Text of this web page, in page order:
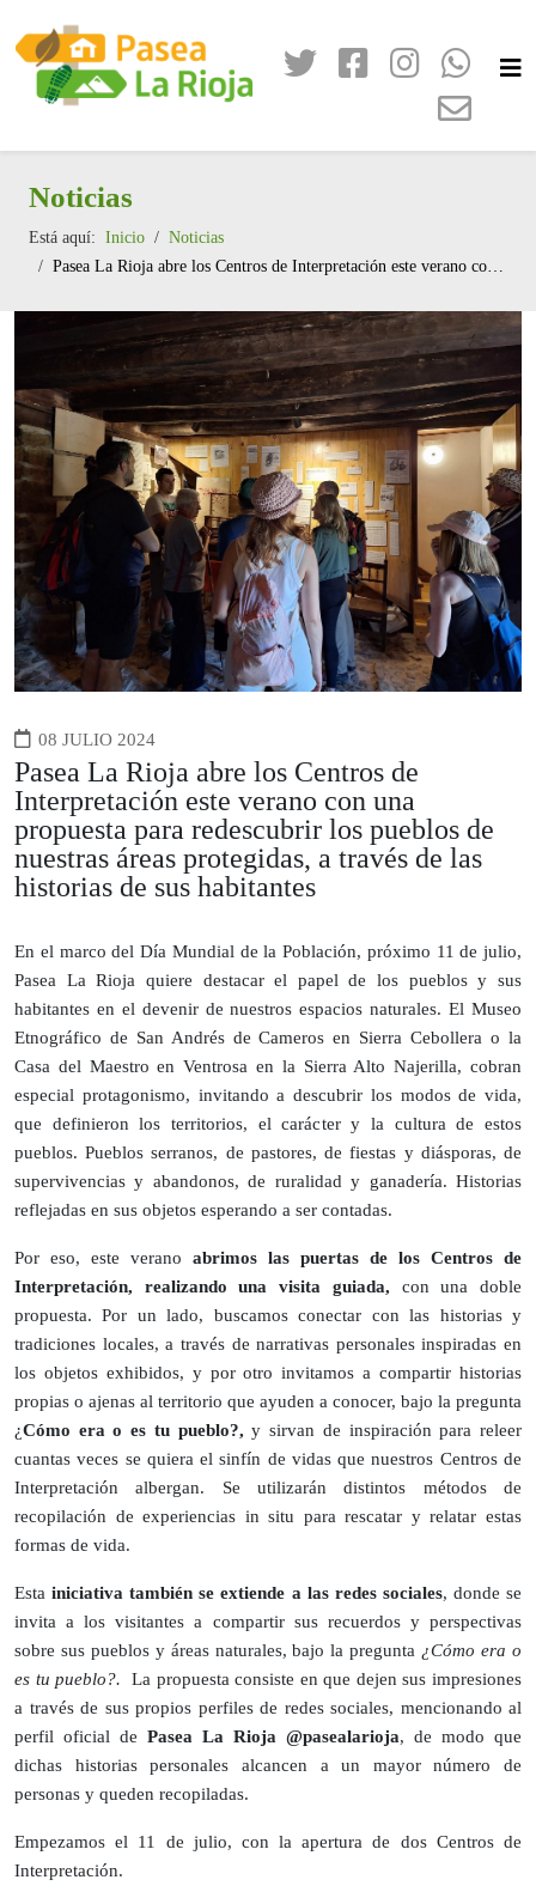
Noticias
Está aquí: Inicio
Noticias
Pasea La Rioja abre los Centros de Interpretación este verano con una propuesta para redescubrir los pueblos de nuestras áreas protegidas, a través de las historias de sus habitantes
08 JULIO 2024
Pasea La Rioja abre los Centros de
Interpretación este verano con una
propuesta para redescubrir los pueblos de
nuestras áreas protegidas, a través de las
historias de sus habitantes
En el marco del Día Mundial de la Población, próximo 11 de julio,
Pasea La Rioja quiere destacar el papel de los pueblos y sus
habitantes en el devenir de nuestros espacios naturales. El Museo
Etnográfico de San Andrés de Cameros en Sierra Cebollera o la
Casa del Maestro en Ventrosa en la Sierra Alto Najerilla, cobran
especial protagonismo, invitando a descubrir los modos de vida,
que definieron los territorios, el carácter y la cultura de estos
pueblos. Pueblos serranos, de pastores, de fiestas y diásporas, de
supervivencias y abandonos, de ruralidad y ganadería. Historias
reflejadas en sus objetos esperando a ser contadas.
Por eso, este verano abrimos las puertas de los Centros de
Interpretación, realizando una visita guiada, con una doble
propuesta. Por un lado, buscamos conectar con las historias y
tradiciones locales, a través de narrativas personales inspiradas en
los objetos exhibidos, y por otro invitamos a compartir historias
propias o ajenas al territorio que ayuden a conocer, bajo la pregunta
¿Cómo era o es tu pueblo?, y sirvan de inspiración para releer
cuantas veces se quiera el sinfín de vidas que nuestros Centros de
Interpretación albergan. Se utilizarán distintos métodos de
recopilación de experiencias in situ para rescatar y relatar estas
formas de vida.
Estainiciativa también se extiende a las redes sociales, donde se
invita a los visitantes a compartir sus recuerdos y perspectivas
sobre sus pueblos y áreas naturales, bajo la pregunta ¿Cómo era o
es tu pueblo?. La propuesta consiste en que dejen sus impresiones
a través de sus propios perfiles de redes sociales, mencionando al
perfil oficial de Pasea La Rioja @pasealarioja, de modo que
dichas historias personales alcancen a un mayor número de
personas y queden recopiladas.
Empezamos el 11 de julio, con la apertura de dos Centros de
Interpretación.